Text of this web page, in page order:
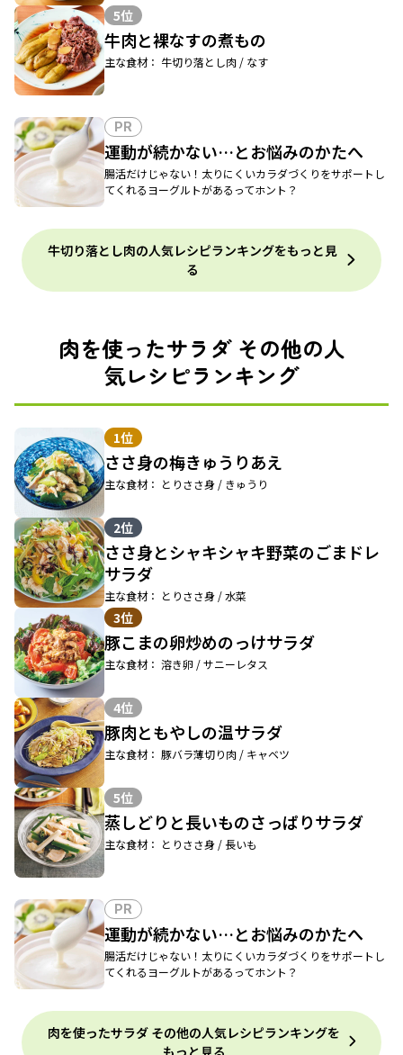
5位
牛肉と裸なすの煮もの
主な食材： 牛切り落とし肉 / なす
PR
運動が続かない…とお悩みのかたへ
腸活だけじゃない！太りにくいカラダづくりをサポートし
てくれるヨーグルトがあるってホント？
牛切り落とし肉の人気レシピランキングをもっと見
る
肉を使ったサラダ その他の人
気レシピランキング
1位
ささ身の梅きゅうりあえ
主な食材： とりささ身 / きゅうり
2位
ささ身とシャキシャキ野菜のごまドレ
サラダ
主な食材： とりささ身 / 水菜
3位
豚こまの卵炒めのっけサラダ
主な食材： 溶き卵 / サニーレタス
4位
豚肉ともやしの温サラダ
主な食材： 豚バラ薄切り肉 / キャベツ
5位
蒸しどりと長いものさっぱりサラダ
主な食材： とりささ身 / 長いも
PR
運動が続かない…とお悩みのかたへ
腸活だけじゃない！太りにくいカラダづくりをサポートし
てくれるヨーグルトがあるってホント？
肉を使ったサラダ その他の人気レシピランキングを
もっと見る